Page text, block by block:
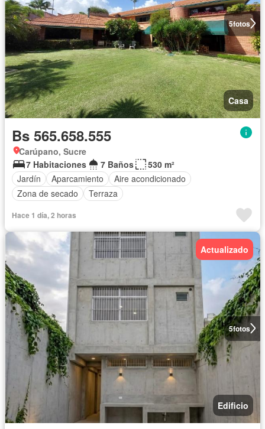
5fotos
Casa
Bs 565.658.555
Carúpano, Sucre
7 Habitaciones
7 Baños
530 m²
Jardín
Aparcamiento
Aire acondicionado
Zona de secado
Terraza
Hace 1 día, 2 horas
5fotos
Actualizado
Edificio